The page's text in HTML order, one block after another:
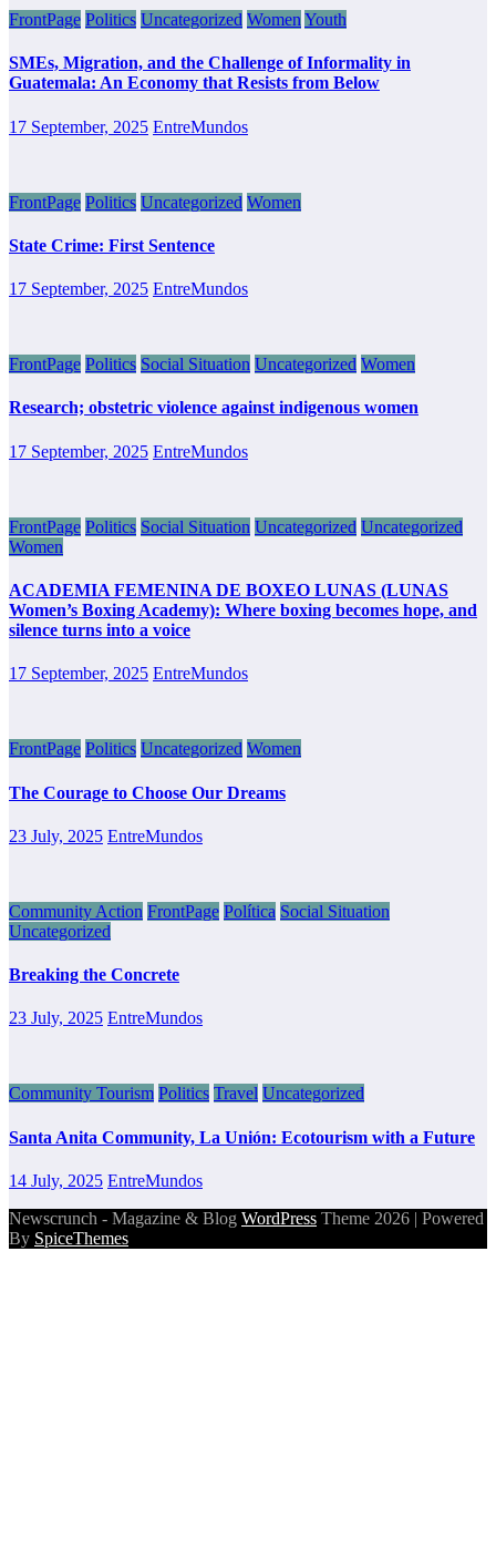
FrontPage Politics Uncategorized Women Youth
SMEs, Migration, and the Challenge of Informality in
Guatemala: An Economy that Resists from Below
17 September, 2025 EntreMundos
FrontPage Politics Uncategorized Women
State Crime: First Sentence
17 September, 2025 EntreMundos
FrontPage Politics Social Situation Uncategorized Women
Research; obstetric violence against indigenous women
17 September, 2025 EntreMundos
FrontPage Politics Social Situation Uncategorized Uncategorized
Women
ACADEMIA FEMENINA DE BOXEO LUNAS (LUNAS
Women’s Boxing Academy): Where boxing becomes hope, and
silence turns into a voice
17 September, 2025 EntreMundos
FrontPage Politics Uncategorized Women
The Courage to Choose Our Dreams
23 July, 2025 EntreMundos
Community Action FrontPage Política Social Situation
Uncategorized
Breaking the Concrete
23 July, 2025 EntreMundos
Community Tourism Politics Travel Uncategorized
Santa Anita Community, La Unión: Ecotourism with a Future
14 July, 2025 EntreMundos
Newscrunch - Magazine & Blog WordPress Theme 2026 | Powered
By SpiceThemes